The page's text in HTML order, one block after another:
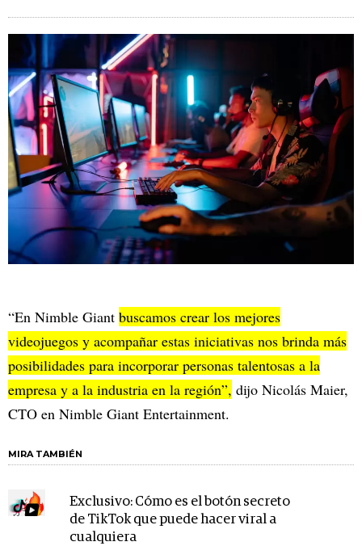
“En Nimble Giant buscamos crear los mejores
videojuegos y acompañar estas iniciativas nos brinda más
posibilidades para incorporar personas talentosas a la
empresa y a la industria en la región”, dijo Nicolás Maier,
CTO en Nimble Giant Entertainment.
MIRA TAMBIÉN
Exclusivo: Cómo es el botón secreto
de TikTok que puede hacer viral a
cualquiera